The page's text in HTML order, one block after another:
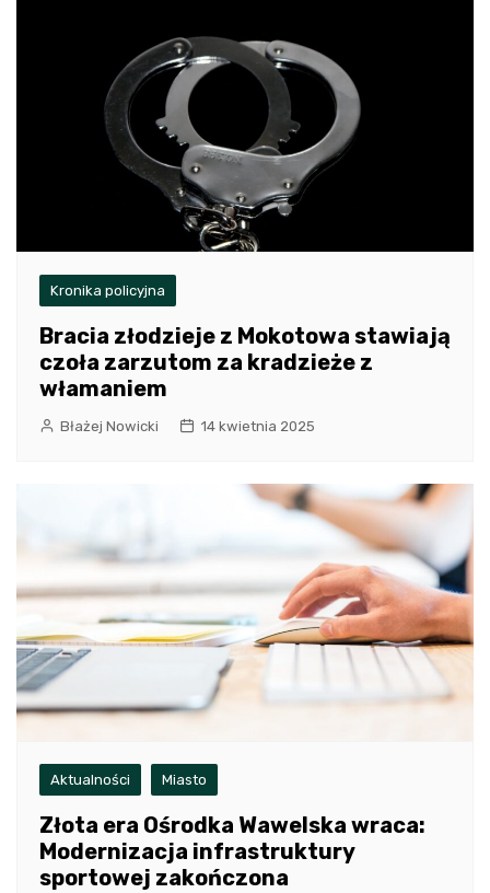
Kronika policyjna
Bracia złodzieje z Mokotowa stawiają
czoła zarzutom za kradzieże z
włamaniem
Błażej Nowicki 14 kwietnia 2025
Aktualności Miasto
Złota era Ośrodka Wawelska wraca:
Modernizacja infrastruktury
sportowej zakończona